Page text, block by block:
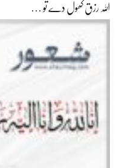
اللہ رزق کھول دے تو …